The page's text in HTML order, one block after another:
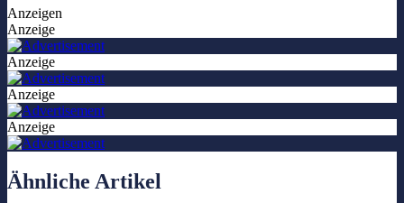
Anzeigen
Anzeige
Anzeige
Anzeige
Anzeige
Ähnliche Artikel